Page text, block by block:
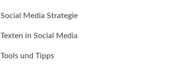
Social Media Strategie
Texten in Social Media
Tools und Tipps